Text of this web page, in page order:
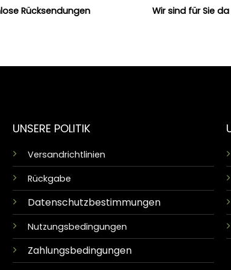
Rücksendungen Wir sind für Sie da
UNSERE POLITIK
Versandrichtlinien
Rückgabe
Datenschutzbestimmungen
Nutzungsbedingungen
Zahlungsbedingungen